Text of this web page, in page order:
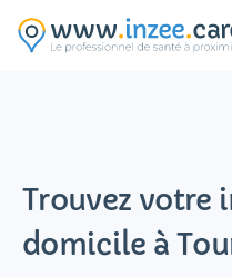
Trouvez votre
domicile à